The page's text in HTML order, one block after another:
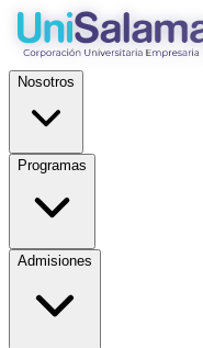
Nosotros
Programas
Admisiones